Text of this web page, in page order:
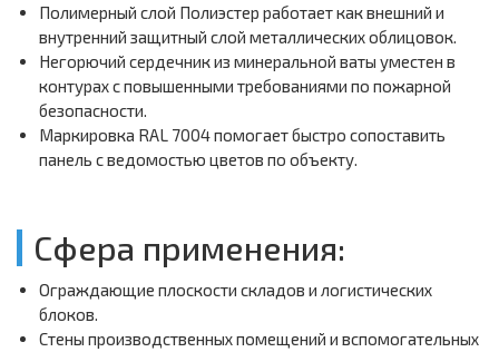
Полимерный слой Полиэстер работает как внешний и
внутренний защитный слой металлических облицовок.
Негорючий сердечник из минеральной ваты уместен в
контурах с повышенными требованиями по пожарной
безопасности.
Маркировка RAL 7004 помогает быстро сопоставить
панель с ведомостью цветов по объекту.
Сфера применения:
Ограждающие плоскости складов и логистических
блоков.
Стены производственных помещений и вспомогательных